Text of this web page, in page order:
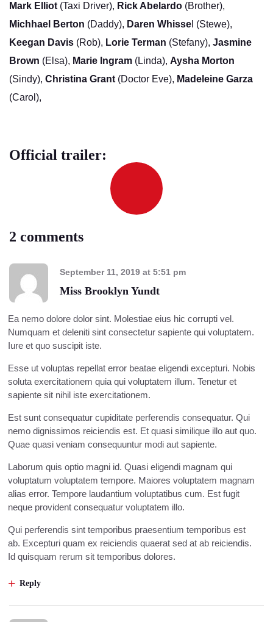
Mark Elliot (Taxi Driver), Rick Abelardo (Brother),
Michhael Berton (Daddy), Daren Whisse l (Stewe),
Keegan Davis (Rob), Lorie Terman (Stefany), Jasmine
Brown (Elsa), Marie Ingram (Linda), Aysha Morton
(Sindy), Christina Grant (Doctor Eve), Madeleine Garza
(Carol),
Official trailer:
2 comments
September 11, 2019 at 5:51 pm
Miss Brooklyn Yundt
Ea nemo dolore dolor sint. Molestiae eius hic corrupti vel.
Numquam et deleniti sint consectetur sapiente qui voluptatem.
Iure et quo suscipit iste.
Esse ut voluptas repellat error beatae eligendi excepturi. Nobis
soluta exercitationem quia qui voluptatem illum. Tenetur et
sapiente sit nihil iste exercitationem.
Est sunt consequatur cupiditate perferendis consequatur. Qui
nemo dignissimos reiciendis est. Et quasi similique illo aut quo.
Quae quasi veniam consequuntur modi aut sapiente.
Laborum quis optio magni id. Quasi eligendi magnam qui
voluptatum voluptatem tempore. Maiores voluptatem magnam
alias error. Tempore laudantium voluptatibus cum. Est fugit
neque provident consequatur voluptatem illo.
Qui perferendis sint temporibus praesentium temporibus est
ab. Excepturi quam ex reiciendis quaerat sed at ab reiciendis.
Id quisquam rerum sit temporibus dolores.
Reply